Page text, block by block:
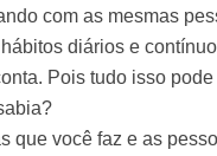
com as mesmas
diários e
Pois tudo isso pode
que você faz e as